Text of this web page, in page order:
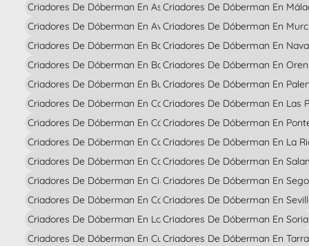
Criadores De Dóberman En Asturias
Criadores De Dóberman En Avila
Criadores De Dóberman En Badajoz
Criadores De Dóberman En Barcelona
Criadores De Dóberman En Burgos
Criadores De Dóberman En Cáceres
Criadores De Dóberman En Cádiz
Criadores De Dóberman En Cantabria
Criadores De Dóberman En Castellón
Criadores De Dóberman En Ciudad Real
Criadores De Dóberman En Córdoba
Criadores De Dóberman En La Coruña
Criadores De Dóberman En Cuenca
Criadores De Dóberman En
Criadores De Dóberman En
Criadores De Dóberman En
Criadores De Dóberman En
Criadores De Dóberman En
Criadores De Dóberman En Las
Criadores De Dóberman En
Criadores De Dóberman En La
Criadores De Dóberman En
Criadores De Dóberman En
Criadores De Dóberman En
Criadores De Dóberman En Soria
Criadores De Dóberman En